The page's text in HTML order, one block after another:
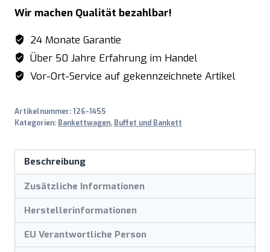
Dampf
/
Wassertank
Modell
BWS-
Menge
Wir machen Qualität bezahlbar!
24 Monate Garantie
Über 50 Jahre Erfahrung im Handel
Vor-Ort-Service auf gekennzeichnete Artikel
Artikelnummer:126-1455
Kategorien: Bankettwagen, Buffet und Bankett
Beschreibung
Zusätzliche Informationen
Herstellerinformationen
EU Verantwortliche Person